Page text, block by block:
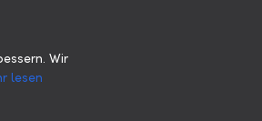
Wir
lesen